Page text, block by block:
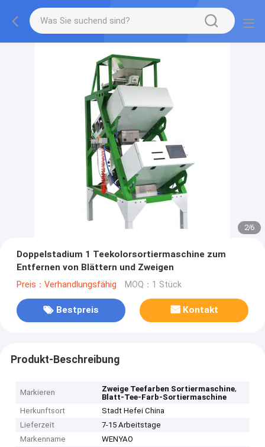
2/6
Doppelstadium 1 Teekolorsortiermaschine zum
Entfernen von Blättern und Zweigen
Preis：Verhandlungsfähig MOQ：1 Stück
Bestpreis Kontakt
Produkt-Beschreibung
Markieren Zweige Teefarben Sortiermaschine,
Blatt-Tee-Farb-Sortiermaschine
Herkunftsort
Stadt Hefei China
Lieferzeit
7-15 Arbeitstage
Markenname
WENYAO